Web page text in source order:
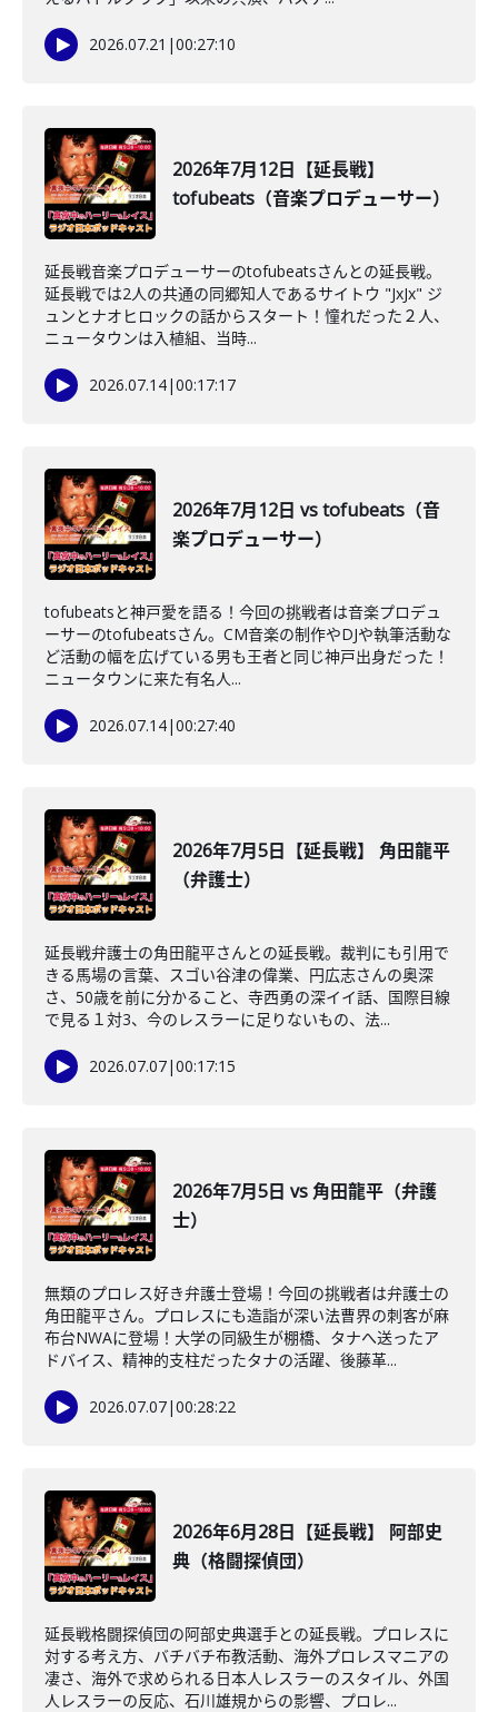
2026.07.21 |00:27:10
2026年7月12日【延長戦】
tofubeats（音楽プロデューサー）
延長戦音楽プロデューサーのtofubeatsさんとの延長戦。
延長戦では2人の共通の同郷知人であるサイトウ "JxJx" ジ
ュンとナオヒロックの話からスタート！憧れだった２人、
ニュータウンは入植組、当時...
2026.07.14|00:17:17
2026年7月12日 vs tofubeats（音
楽プロデューサー）
tofubeatsと神戸愛を語る！今回の挑戦者は音楽プロデュ
ーサーのtofubeatsさん。CM音楽の制作やDJや執筆活動な
ど活動の幅を広げている男も王者と同じ神戸出身だった！
ニュータウンに来た有名人...
2026.07.14|00:27:40
2026年7月5日【延長戦】 角田龍平
（弁護士）
延長戦弁護士の角田龍平さんとの延長戦。裁判にも引用で
きる馬場の言葉、スゴい谷津の偉業、円広志さんの奥深
さ、50歳を前に分かること、寺西勇の深イイ話、国際目線
で見る１対3、今のレスラーに足りないもの、法...
2026.07.07|00:17:15
2026年7月5日 vs 角田龍平（弁護
士）
無類のプロレス好き弁護士登場！今回の挑戦者は弁護士の
角田龍平さん。プロレスにも造詣が深い法曹界の刺客が麻
布台NWAに登場！大学の同級生が棚橋、タナへ送ったア
ドバイス、精神的支柱だったタナの活躍、後藤革...
2026.07.07|00:28:22
2026年6月28日【延長戦】 阿部史
典（格闘探偵団）
延長戦格闘探偵団の阿部史典選手との延長戦。プロレスに
対する考え方、バチバチ布教活動、海外プロレスマニアの
凄さ、海外で求められる日本人レスラーのスタイル、外国
人レスラーの反応、石川雄規からの影響、プロレ...